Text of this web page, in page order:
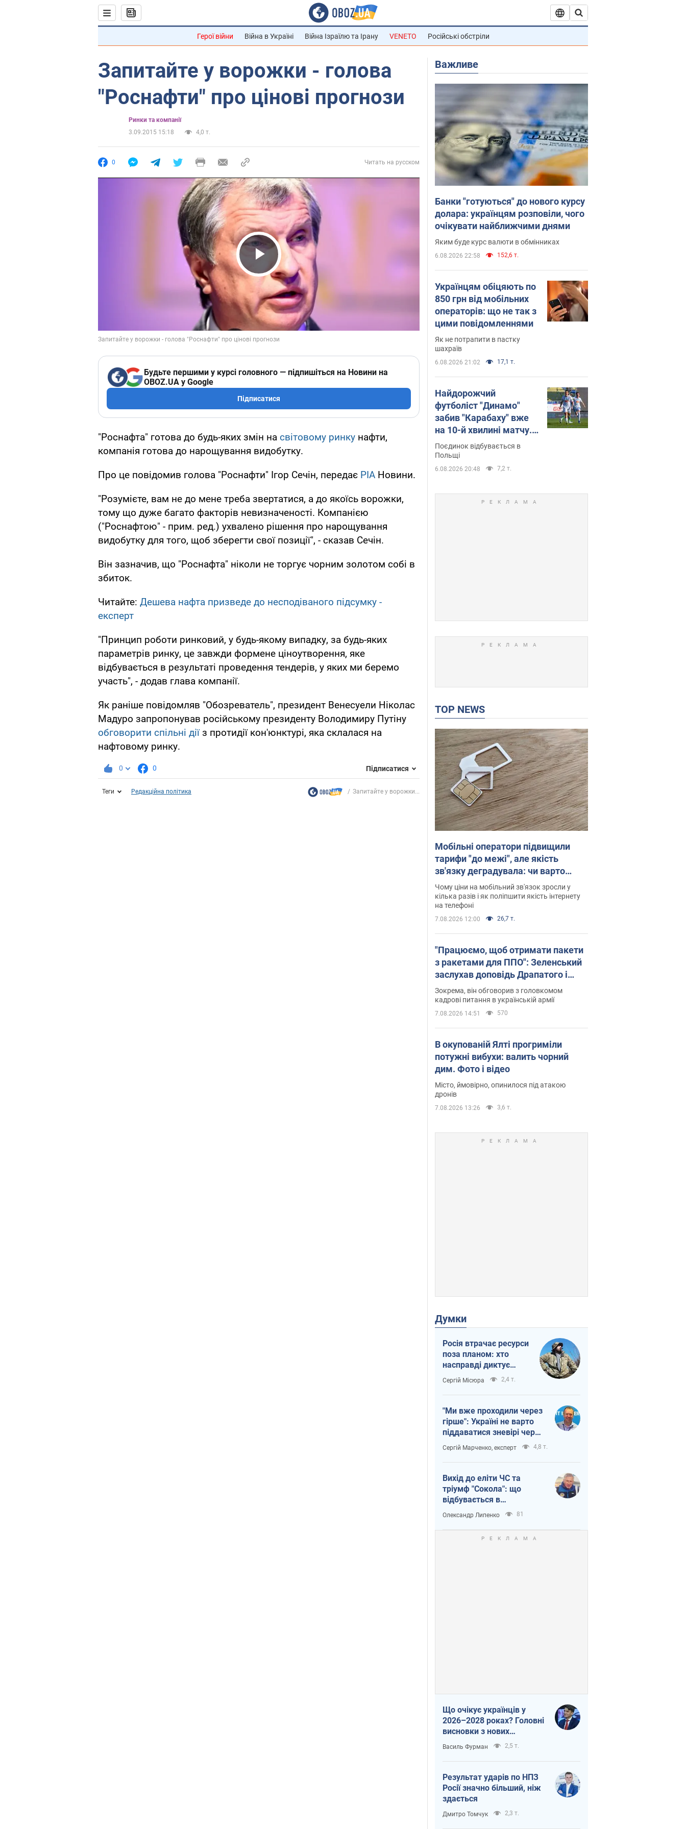
Герої війни Війна в Україні Війна Ізраїлю та Ірану VENETO Російські обстріли
Запитайте у ворожки - голова
"Роснафти" про цінові прогнози
Ринки та компанії
3.09.2015 15:18
4,0 т.
0 Читать на русском
Play Video
Будьте першими у курсі головного — підпишіться на Новини на
OBOZ.UA у Google
Підписатися
"Роснафта" готова до будь-яких змін на світовому ринку нафти,
компанія готова до нарощування видобутку.
Про це повідомив голова "Роснафти" Ігор Сечін, передає РІА Новини.
"Розумієте, вам не до мене треба звертатися, а до якоїсь ворожки,
тому що дуже багато факторів невизначеності. Компанією
("Роснафтою" - прим. ред.) ухвалено рішення про нарощування
видобутку для того, щоб зберегти свої позиції", - сказав Сечін.
Він зазначив, що "Роснафта" ніколи не торгує чорним золотом собі в
збиток.
Читайте: Дешева нафта призведе до несподіваного підсумку -
експерт
"Принцип роботи ринковий, у будь-якому випадку, за будь-яких
параметрів ринку, це завжди формене ціноутворення, яке
відбувається в результаті проведення тендерів, у яких ми беремо
участь", - додав глава компанії.
Як раніше повідомляв "Обозреватель", президент Венесуели Ніколас
Мадуро запропонував російському президенту Володимиру Путіну
обговорити спільні діїз протидії кон'юнктурі, яка склалася на
нафтовому ринку.
0 0 Підписатися
Теги Редакційна політика Запитайте у ворожки...
Важливе
Банки "готуються" до нового курсу
долара: українцям розповіли, чого
очікувати найближчими днями
Яким буде курс валюти в обмінниках
6.08.2026 22:58 152,6 т.
Українцям обіцяють по
850 грн від мобільних
операторів: що не так з
цими повідомленнями
Як не потрапити в пастку
шахраїв
6.08.2026 21:02 17,1 т.
Найдорожчий
футболіст "Динамо"
забив "Карабаху" вже
на 10-й хвилині матчу.
Відео
Поєдинок відбувається в
Польщі
6.08.2026 20:48 7,2 т.
TOP NEWS
Мобільні оператори підвищили
тарифи "до межі", але якість
зв'язку деградувала: чи варто
скаржитись на ціни
Чому ціни на мобільний зв'язок зросли у
кілька разів і як поліпшити якість інтернету
на телефоні
7.08.2026 12:00 26,7 т.
"Працюємо, щоб отримати пакети
з ракетами для ППО": Зеленський
заслухав доповідь Драпатого і
анонсував нові кроки
Зокрема, він обговорив з головкомом
кадрові питання в українській армії
7.08.2026 14:51 570
В окупованій Ялті прогриміли
потужні вибухи: валить чорний
дим. Фото і відео
Місто, ймовірно, опинилося під атакою
дронів
7.08.2026 13:26 3,6 т.
Думки
Росія втрачає ресурси
поза планом: хто
насправді диктує
темп війни
Сергій Місюра 2,4 т.
"Ми вже проходили через
гірше": Україні не варто
піддаватися зневірі через
ракетний терор
Сергій Марченко, експерт 4,8 т.
Вихід до еліти ЧС та
тріумф "Сокола": що
відбувається в
українському хокеї
Олександр Липенко 81
Що очікує українців у
2026–2028 роках? Головні
висновки з нових
прогнозів від НБУ
Василь Фурман 2,5 т.
Результат ударів по НПЗ
Росії значно більший, ніж
здається
Дмитро Томчук 2,3 т.